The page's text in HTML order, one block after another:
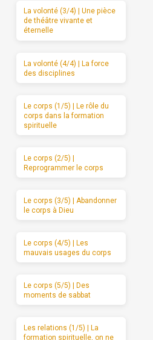
La volonté (3/4) | Une pièce
de théâtre vivante et
éternelle
La volonté (4/4) | La force
des disciplines
Le corps (1/5) | Le rôle du
corps dans la formation
spirituelle
Le corps (2/5) |
Reprogrammer le corps
Le corps (3/5) | Abandonner
le corps à Dieu
Le corps (4/5) | Les
mauvais usages du corps
Le corps (5/5) | Des
moments de sabbat
Les relations (1/5) | La
formation spirituelle, on ne